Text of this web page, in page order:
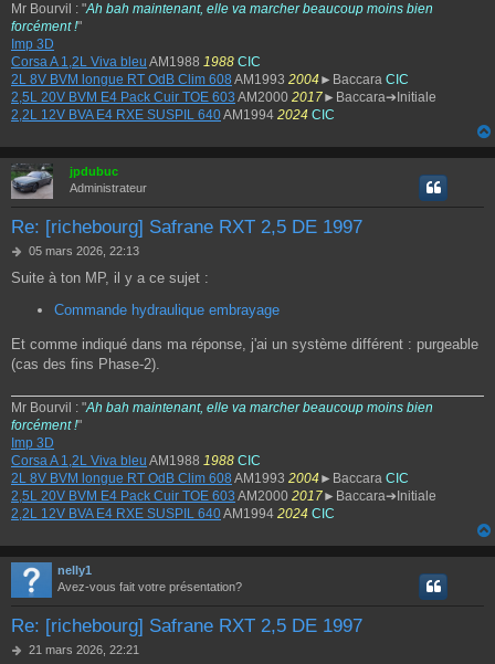
Mr Bourvil : "Ah bah maintenant, elle va marcher beaucoup moins bien
forcément !"
Imp 3D
Corsa A 1,2L Viva bleu AM1988 1988 CIC
2L 8V BVM longue RT OdB Clim 608 AM1993 2004 ►Baccara CIC
2,5L 20V BVM E4 Pack Cuir TOE 603 AM2000 2017►Baccara➔Initiale
2,2L 12V BVA E4 RXE SUSPIL 640AM1994 2024 CIC
jpdubuc
Administrateur
Re: [richebourg] Safrane RXT 2,5 DE 1997
M
s
e
05 mars 2026, 22:13
Suite à ton MP, il y a ce sujet :
Commande hydraulique embrayage
Et comme indiqué dans ma réponse, j'ai un système différent : purgeable
(cas des fins Phase-2).
Mr Bourvil : "Ah bah maintenant, elle va marcher beaucoup moins bien
forcément !"
Imp 3D
Corsa A 1,2L Viva bleu AM1988 1988 CIC
2L 8V BVM longue RT OdB Clim 608 AM1993 2004 ►Baccara CIC
2,5L 20V BVM E4 Pack Cuir TOE 603 AM2000 2017►Baccara➔Initiale
2,2L 12V BVA E4 RXE SUSPIL 640AM1994 2024 CIC
nelly1
Avez-vous fait votre présentation?
Re: [richebourg] Safrane RXT 2,5 DE 1997
M
21 mars 2026, 22:21